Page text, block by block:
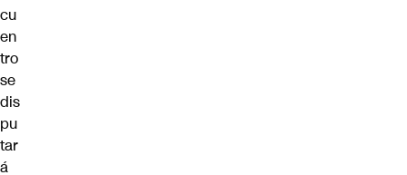
cu
en
tro
se
dis
pu
tar
á